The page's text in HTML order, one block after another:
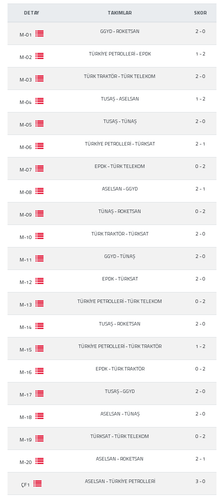
DETAY TAKIMLAR SKOR
M-01 GGYD- ROKETSAN 2 - 0
M-02 TÜRKİYE PETROLLERİ- EPDK 1 - 2
M-03 TÜRK TRAKTÖR-TÜRK TELEKOM 2 - 0
M-04 TUSAŞ-ASELSAN 1 - 2
M-05 TUSAŞ-TÜNAŞ 2 - 0
M-06 TÜRKİYE PETROLLERİ-TÜRKSAT 2 - 1
M-07 EPDK-TÜRK TELEKOM 0 - 2
M-08 ASELSAN -GGYD 2 - 1
M-09 TÜNAŞ- ROKETSAN 0 - 2
M-10 TÜRK TRAKTÖR-TÜRKSAT 2 - 0
M-11 GGYD-TÜNAŞ 2 - 0
M-12 EPDK-TÜRKSAT 2 - 0
M-13 TÜRKİYE PETROLLERİ-TÜRK TELEKOM 0 - 2
M-14 TUSAŞ- ROKETSAN 2 - 0
M-15 TÜRKİYE PETROLLERİ-TÜRK TRAKTÖR 1 - 2
M-16 EPDK-TÜRK TRAKTÖR 0 - 2
M-17 TUSAŞ-GGYD 2 - 0
M-18 ASELSAN -TÜNAŞ 2 - 0
M-19 TÜRKSAT-TÜRK TELEKOM 0 - 2
M-20 ASELSAN - ROKETSAN 2 - 1
ÇF1 ASELSAN -TÜRKİYE PETROLLERİ 3 - 0